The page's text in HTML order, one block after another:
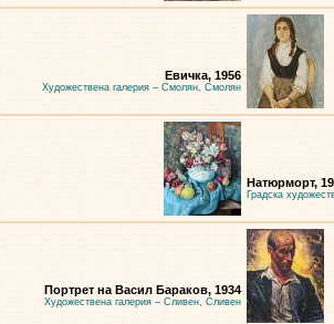
Евичка, 1956
Художествена галерия – Смолян, Смолян
Натюрморт,
Градска
Портрет на Васил Бараков, 1934
Художествена галерия – Сливен, Сливен